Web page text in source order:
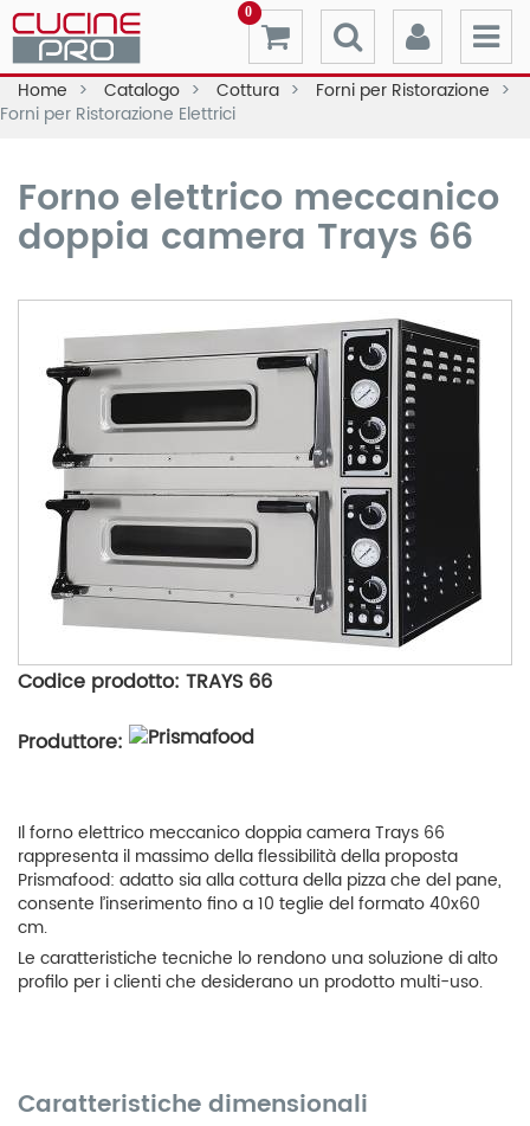
0
Home Catalogo Cottura
Forni per Ristorazione
Forni per Ristorazione Elettrici
Forno elettrico meccanico
doppia camera Trays 66
Codice prodotto: TRAYS 66
Produttore:
Il forno elettrico meccanico doppia camera Trays 66
rappresenta il massimo della flessibilità della proposta
Prismafood: adatto sia alla cottura della pizza che del pane,
consente l’inserimento fino a 10 teglie del formato 40x60
cm.
Le caratteristiche tecniche lo rendono una soluzione di alto
profilo per i clienti che desiderano un prodotto multi-uso.
Caratteristiche dimensionali